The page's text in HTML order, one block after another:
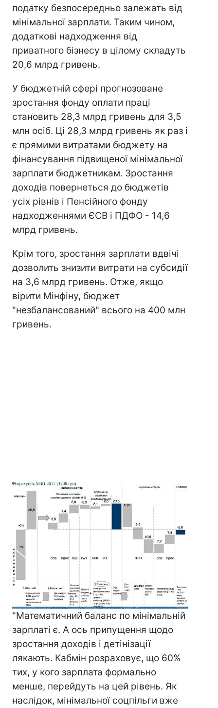
податку безпосередньо залежать від
мінімальної зарплати. Таким чином,
додаткові надходження від
приватного бізнесу в цілому складуть
20,6 млрд гривень.
У бюджетній сфері прогнозоване
зростання фонду оплати праці
становить 28,3 млрд гривень для 3,5
млн осіб. Ці 28,3 млрд гривень як раз і
є прямими витратами бюджету на
фінансування підвищеної мінімальної
зарплати бюджетникам. Зростання
доходів повернеться до бюджетів
усіх рівнів і Пенсійного фонду
надходженнями ЄСВ і ПДФО - 14,6
млрд гривень.
Крім того, зростання зарплати вдвічі
дозволить знизити витрати на субсидії
на 3,6 млрд гривень. Отже, якщо
вірити Мінфіну, бюджет
"незбалансований" всього на 400 млн
гривень.
"Математичний баланс по мінімальній
зарплаті є. А ось припущення щодо
зростання доходів і детінізації
лякають. Кабмін розраховує, що 60%
тих, у кого зарплата формально
менше, перейдуть на цей рівень. Як
наслідок, мінімальної соцпільги вже